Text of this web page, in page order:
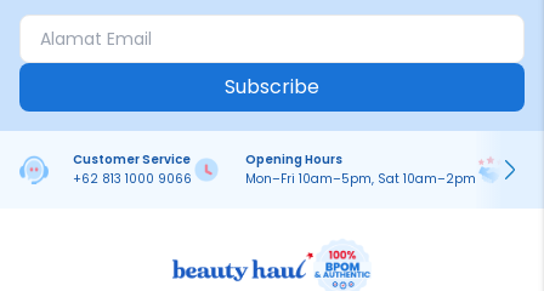
Subscribe
Customer Service
+62 813 1000 9066
Opening Hours
Mon–Fri 10am–5pm, Sat 10am–2pm